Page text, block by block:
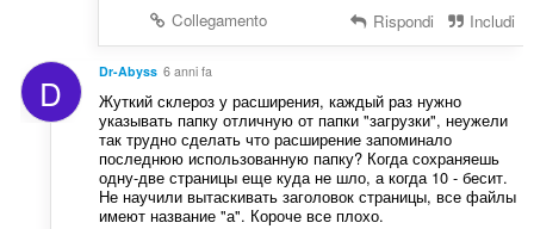
Collegamento
Rispondi Includi
D Dr-Abyss 6 anni fa
Жуткий склероз у расширения, каждый раз нужно
указывать папку отличную от папки "загрузки", неужели
так трудно сделать что расширение запоминало
последнюю использованную папку? Когда сохраняешь
одну-две страницы еще куда не шло, а когда 10 - бесит.
Не научили вытаскивать заголовок страницы, все файлы
имеют название "а". Короче все плохо.